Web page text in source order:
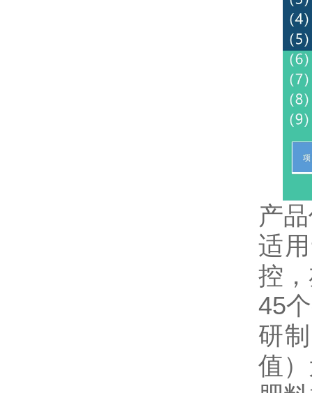
产
适
控
45
研
值